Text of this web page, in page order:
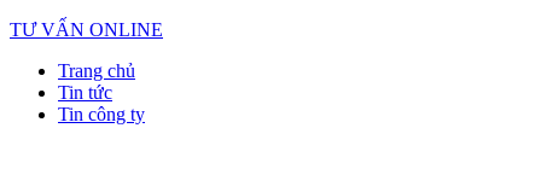
TƯ VẤN ONLINE
Trang chủ
Tin tức
Tin công ty